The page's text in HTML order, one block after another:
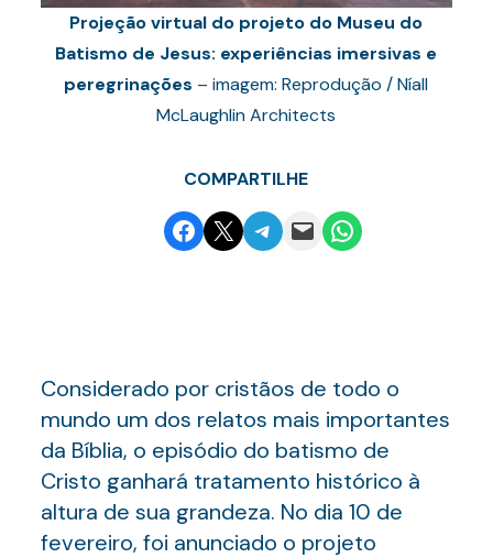
Projeção virtual do projeto do Museu do
Batismo de Jesus: experiências imersivas e
peregrinações – imagem: Reprodução / Níall
McLaughlin Architects
COMPARTILHE
Share on Facebook
Email this PageShare on Telegram
Email this PageShare on WhatsApp
Considerado por cristãos de todo o
mundo um dos relatos mais importantes
da Bíblia, o episódio do batismo de
Cristo ganhará tratamento histórico à
altura de sua grandeza. No dia 10 de
fevereiro, foi anunciado o projeto